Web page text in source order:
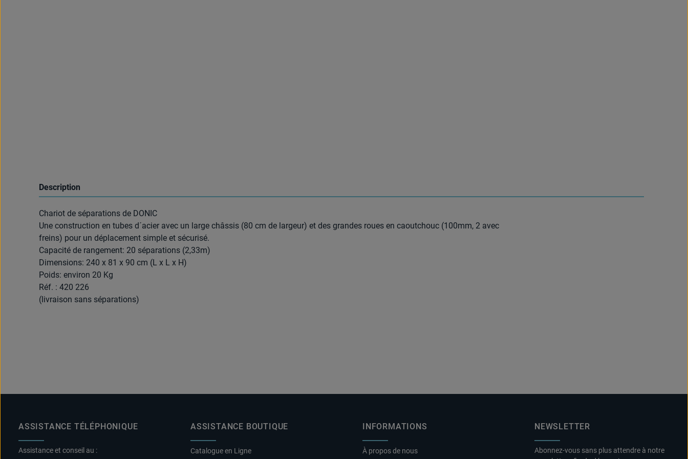
Description
Chariot de séparations de DONIC
Une construction en tubes d´acier avec un large châssis (80 cm de largeur) et des grandes roues en caoutchouc (100mm, 2 avec
freins) pour un déplacement simple et sécurisé.
Capacité de rangement: 20 séparations (2,33m)
Dimensions: 240 x 81 x 90 cm (L x L x H)
Poids: environ 20 Kg
Réf. : 420 226
(livraison sans séparations)
ASSISTANCE TÉLÉPHONIQUE
Assistance et conseil au :
ASSISTANCE BOUTIQUE
Catalogue en Ligne
INFORMATIONS
À propos de nous
NEWSLETTER
Abonnez-vous sans plus attendre à notre